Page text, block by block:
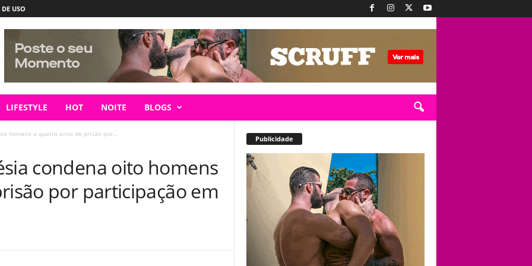
USO
LIFESTYLE HOT NOITE BLOGS
homens a quatro anos de prisão por...
condena oito homens
por participação em
Publicidade